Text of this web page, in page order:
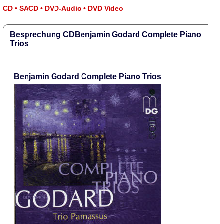
CD • SACD • DVD-Audio • DVD Video
Besprechung CDBenjamin Godard Complete Piano
Trios
Benjamin Godard Complete Piano Trios